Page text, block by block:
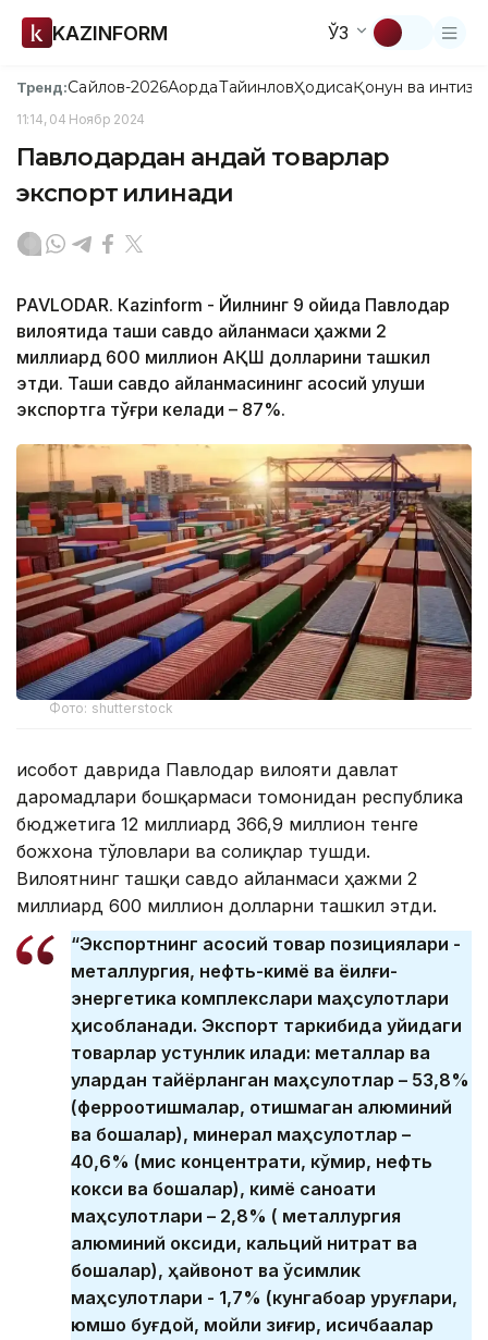
KAZINFORM ЎЗ
Тренд:Сайлов-2026АқордаТайинловҲодисаҚонун ва
11:14, 04 Ноябр 2024
Павлодардан қандай товарлар
экспорт қилинади
PAVLODAR. Кazinform - Йилнинг 9 ойида Павлодар
вилоятида ташқи савдо айланмаси ҳажми 2
миллиард 600 миллион АҚШ долларини ташкил
этди. Ташқи савдо айланмасининг асосий улуши
экспортга тўғри келади – 87%.
Фото: shutterstock
Ҳисобот даврида Павлодар вилояти давлат
даромадлари бошқармаси томонидан республика
бюджетига 12 миллиард 366,9 миллион тенге
божхона тўловлари ва солиқлар тушди.
Вилоятнинг ташқи савдо айланмаси ҳажми 2
миллиард 600 миллион долларни ташкил этди.
“Экспортнинг асосий товар позициялари -
металлургия, нефть-кимё ва ёқилғи-
энергетика комплекслари маҳсулотлари
ҳисобланади. Экспорт таркибида қуйидаги
товарлар устунлик қилади: металлар ва
улардан тайёрланган маҳсулотлар – 53,8%
(ферроқотишмалар, қотишмаган алюминий
ва бошқалар), минерал маҳсулотлар –
40,6% (мис концентрати, кўмир, нефть
кокси ва бошқалар), кимё саноати
маҳсулотлари – 2,8% ( металлургия
алюминий оксиди, кальций нитрат ва
бошқалар), ҳайвонот ва ўсимлик
маҳсулотлари - 1,7% (кунгабоқар уруғлари,
юмшоқ буғдой, мойли зиғир, қисқичбақалар